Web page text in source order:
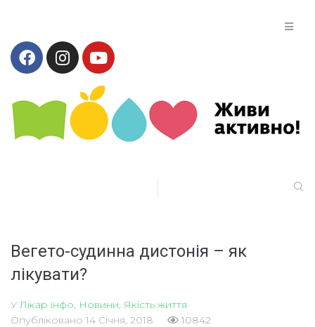
Вегето-судинна дистонія – як
лікувати?
У Лікар інфо Новини Якість життя
Опубліковано 14 Січня, 2018 10842